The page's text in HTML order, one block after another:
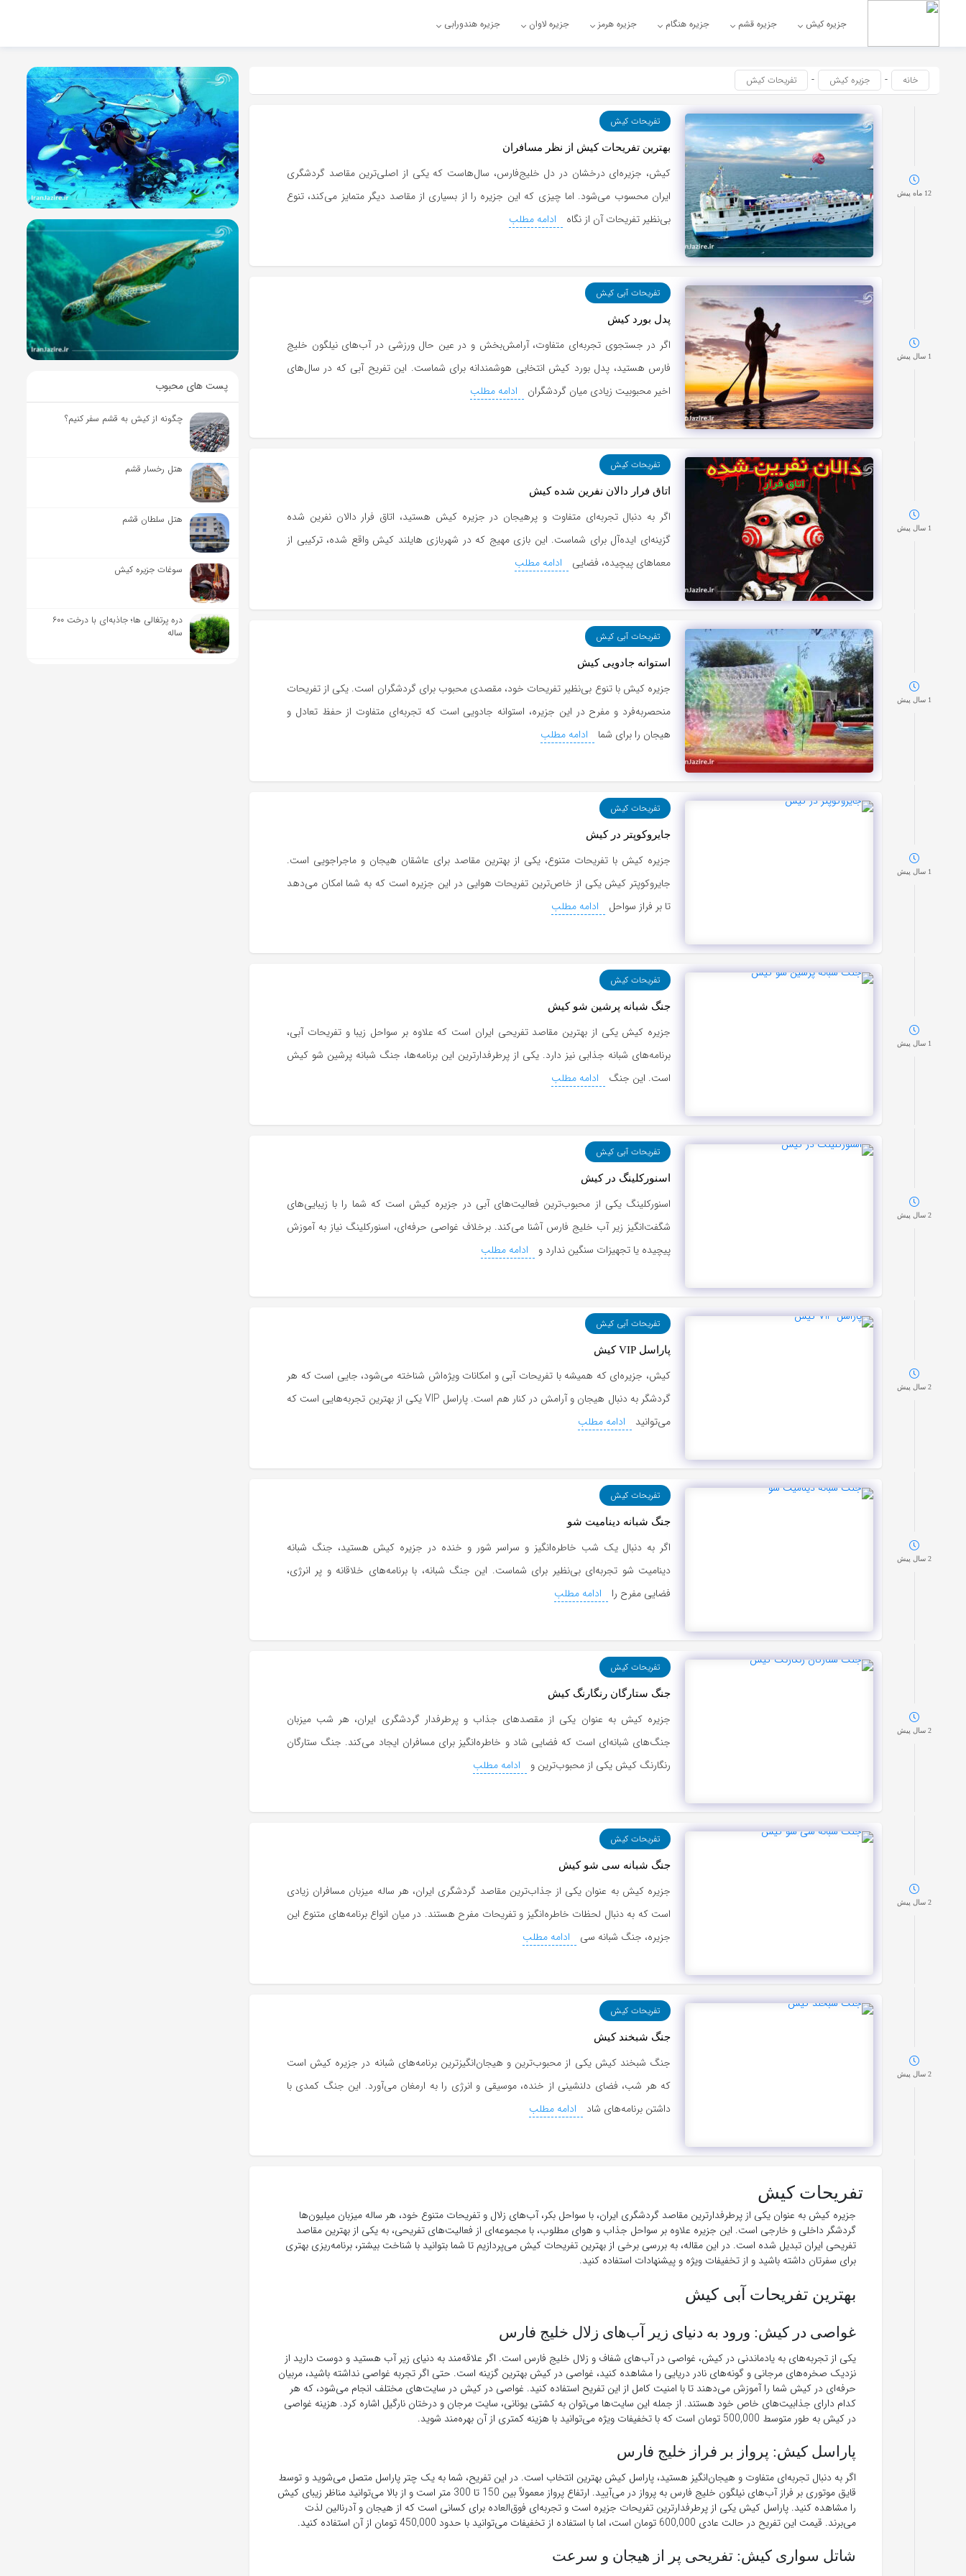
جزیره کیش جزیره قشم جزیره هنگام جزیره هرمز جزیره لاوان جزیره هندورابی
خانه - جزیره کیش - تفریحات کیش
12 ماه پیش
تفریحات کیش
بهترین تفریحات کیش از نظر مسافران
کیش، جزیره‌ای درخشان در دل خلیج‌فارس، سال‌هاست که یکی از اصلی‌ترین مقاصد گردشگری
ایران محسوب می‌شود. اما چیزی که این جزیره را از بسیاری از مقاصد دیگر متمایز می‌کند، تنوع
بی‌نظیر تفریحات آن از نگاه
ادامه مطلب
1 سال پیش
تفریحات آبی کیش
پدل بورد کیش
اگر در جستجوی تجربه‌ای متفاوت، آرامش‌بخش و در عین حال ورزشی در آب‌های نیلگون خلیج
فارس هستید، پدل بورد کیش انتخابی هوشمندانه برای شماست. این تفریح آبی که در سال‌های
اخیر محبوبیت زیادی میان گردشگران
ادامه مطلب
1 سال پیش
تفریحات کیش
اتاق فرار دالان نفرین شده کیش
اگر به دنبال تجربه‌ای متفاوت و پرهیجان در جزیره کیش هستید، اتاق فرار دالان نفرین شده
گزینه‌ای ایده‌آل برای شماست. این بازی مهیج که در شهربازی هایلند کیش واقع شده، ترکیبی از
معماهای پیچیده، فضایی
ادامه مطلب
1 سال پیش
تفریحات آبی کیش
استوانه جادویی کیش
جزیره کیش با تنوع بی‌نظیر تفریحات خود، مقصدی محبوب برای گردشگران است. یکی از تفریحات
منحصربه‌فرد و مفرح در این جزیره، استوانه جادویی است که تجربه‌ای متفاوت از حفظ تعادل و
هیجان را برای شما
ادامه مطلب
1 سال پیش
تفریحات کیش
جایروکوپتر در کیش
جزیره کیش با تفریحات متنوع، یکی از بهترین مقاصد برای عاشقان هیجان و ماجراجویی است.
جایروکوپتر کیش یکی از خاص‌ترین تفریحات هوایی در این جزیره است که به شما امکان می‌دهد
تا بر فراز سواحل
ادامه مطلب
1 سال پیش
تفریحات کیش
جنگ شبانه پرشین شو کیش
جزیره کیش یکی از بهترین مقاصد تفریحی ایران است که علاوه بر سواحل زیبا و تفریحات آبی،
برنامه‌های شبانه جذابی نیز دارد. یکی از پرطرفدارترین این برنامه‌ها، جنگ شبانه پرشین شو کیش
است. این جنگ
ادامه مطلب
2 سال پیش
تفریحات آبی کیش
اسنورکلینگ در کیش
اسنورکلینگ یکی از محبوب‌ترین فعالیت‌های آبی در جزیره کیش است که شما را با زیبایی‌های
شگفت‌انگیز زیر آب خلیج فارس آشنا می‌کند. برخلاف غواصی حرفه‌ای، اسنورکلینگ نیاز به آموزش
پیچیده یا تجهیزات سنگین ندارد و
ادامه مطلب
2 سال پیش
تفریحات آبی کیش
پاراسل VIP کیش
کیش، جزیره‌ای که همیشه با تفریحات آبی و امکانات ویژه‌اش شناخته می‌شود، جایی است که هر
گردشگر به دنبال هیجان و آرامش در کنار هم است. پاراسل VIP یکی از بهترین تجربه‌هایی است که
می‌توانید
ادامه مطلب
2 سال پیش
تفریحات کیش
جنگ شبانه دینامیت شو
اگر به دنبال یک شب خاطره‌انگیز و سراسر شور و خنده در جزیره کیش هستید، جنگ شبانه
دینامیت شو تجربه‌ای بی‌نظیر برای شماست. این جنگ شبانه، با برنامه‌های خلاقانه و پر انرژی،
فضایی مفرح را
ادامه مطلب
2 سال پیش
تفریحات کیش
جنگ ستارگان رنگارنگ کیش
جزیره کیش به عنوان یکی از مقصدهای جذاب و پرطرفدار گردشگری ایران، هر شب میزبان
جنگ‌های شبانه‌ای است که فضایی شاد و خاطره‌انگیز برای مسافران ایجاد می‌کند. جنگ ستارگان
رنگارنگ کیش یکی از محبوب‌ترین و
ادامه مطلب
2 سال پیش
تفریحات کیش
جنگ شبانه سی شو کیش
جزیره کیش به عنوان یکی از جذاب‌ترین مقاصد گردشگری ایران، هر ساله میزبان مسافران زیادی
است که به دنبال لحظات خاطره‌انگیز و تفریحات مفرح هستند. در میان انواع برنامه‌های متنوع این
جزیره، جنگ شبانه سی
ادامه مطلب
2 سال پیش
تفریحات کیش
جنگ شبخند کیش
جنگ شبخند کیش یکی از محبوب‌ترین و هیجان‌انگیزترین برنامه‌های شبانه در جزیره کیش است
که هر شب، فضای دلنشینی از خنده، موسیقی و انرژی را به ارمغان می‌آورد. این جنگ کمدی با
داشتن برنامه‌های شاد
ادامه مطلب
تفریحات کیش
جزیره کیش به عنوان یکی از پرطرفدارترین مقاصد گردشگری ایران، با سواحل بکر، آب‌های زلال و تفریحات متنوع خود، هر ساله میزبان میلیون‌ها
گردشگر داخلی و خارجی است. این جزیره علاوه بر سواحل جذاب و هوای مطلوب، با مجموعه‌ای از فعالیت‌های تفریحی، به یکی از بهترین مقاصد
تفریحی ایران تبدیل شده است. در این مقاله، به بررسی برخی از بهترین تفریحات کیش می‌پردازیم تا شما بتوانید با شناخت بیشتر، برنامه‌ریزی بهتری
برای سفرتان داشته باشید و از تخفیفات ویژه و پیشنهادات استفاده کنید.
بهترین تفریحات آبی کیش
غواصی در کیش: ورود به دنیای زیر آب‌های زلال خلیج فارس
یکی از تجربه‌های به یادماندنی در کیش، غواصی در آب‌های شفاف و زلال خلیج فارس است. اگر علاقه‌مند به دنیای زیر آب هستید و دوست دارید از
نزدیک صخره‌های مرجانی و گونه‌های نادر دریایی را مشاهده کنید، غواصی در کیش بهترین گزینه است. حتی اگر تجربه غواصی نداشته باشید، مربیان
حرفه‌ای در کیش شما را آموزش می‌دهند تا با امنیت کامل از این تفریح استفاده کنید. غواصی در کیش در سایت‌های مختلف انجام می‌شود، که هر
کدام دارای جذابیت‌های خاص خود هستند. از جمله این سایت‌ها می‌توان به کشتی یونانی، سایت مرجان و درختان نارگیل اشاره کرد. هزینه غواصی
در کیش به طور متوسط 500,000 تومان است که با تخفیفات ویژه می‌توانید با هزینه کمتری از آن بهره‌مند شوید.
پاراسل کیش: پرواز بر فراز خلیج فارس
اگر به دنبال تجربه‌ای متفاوت و هیجان‌انگیز هستید، پاراسل کیش بهترین انتخاب است. در این تفریح، شما به یک چتر پاراسل متصل می‌شوید و توسط
قایق موتوری بر فراز آب‌های نیلگون خلیج فارس به پرواز در می‌آیید. ارتفاع پرواز معمولاً بین 150 تا 300 متر است و از بالا می‌توانید مناظر زیبای کیش
را مشاهده کنید. پاراسل کیش یکی از پرطرفدارترین تفریحات جزیره است و تجربه‌ای فوق‌العاده برای کسانی است که از هیجان و آدرنالین لذت
می‌برند. قیمت این تفریح در حالت عادی 600,000 تومان است، اما با استفاده از تخفیفات می‌توانید با حدود 450,000 تومان از آن استفاده کنید.
شاتل سواری کیش: تفریحی پر از هیجان و سرعت
پست های محبوب
چگونه از کیش به قشم سفر کنیم؟
هتل رخسار قشم
هتل سلطان قشم
سوغات جزیره کیش
دره پرتغالی ها؛ جاذبه‌ای با درخت ۶۰۰
ساله